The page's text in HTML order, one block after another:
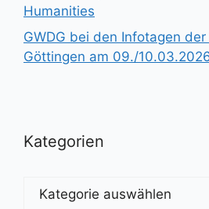
Humanities
GWDG bei den Infotagen
Göttingen am 09./
Kategorien
Kategorien